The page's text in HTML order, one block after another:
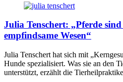
Julia Tenschert: „Pferde
empfindsame Wesen“
Julia Tenschert hat sich mit
Hunde spezialisiert. Was sie an den
unterstützt, erzählt die